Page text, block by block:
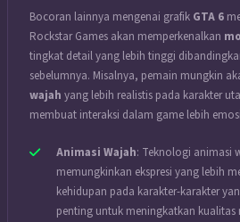
Bocoran lainnya mengenai grafik GTA 6
Rockstar Games akan memperkenalkan
tingkat detail yang lebih tinggi
sebelumnya. Misalnya, pemain mungkin
wajah yang lebih realistis pada karakter
membuat interaksi dalam game lebih
Animasi Wajah: Teknologi animasi
memungkinkan ekspresi yang lebih
kehidupan pada karakter-karakter
penting untuk meningkatkan